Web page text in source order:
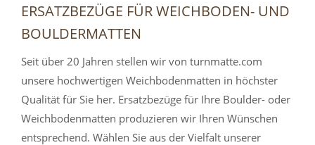
ERSATZBEZÜGE FÜR WEICHBODEN- UND
BOULDERMATTEN
Seit über 20 Jahren stellen wir von turnmatte.com
unsere hochwertigen Weichbodenmatten in höchster
Qualität für Sie her. Ersatzbezüge für Ihre Boulder- oder
Weichbodenmatten produzieren wir Ihren Wünschen
entsprechend. Wählen Sie aus der Vielfalt unserer